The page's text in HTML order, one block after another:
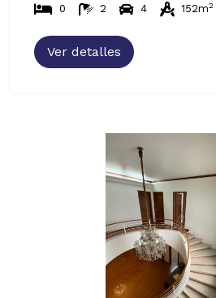
0 2 4 152m2
Ver detalles